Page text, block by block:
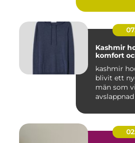
Kashmir
komfort
kashmir
blivit ett
män som